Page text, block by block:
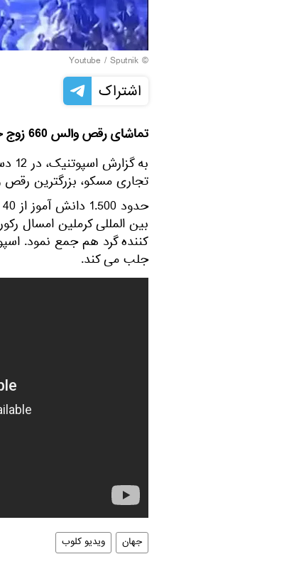
© Youtube / Sputnik
اشتراک
تماشای رقص والس 660 زوج جوان در مسکو دیدنی است.
تجاری مسکو، بزرگترین رقص
کننده گرد هم جمع نمود.
جلب می کند.
جهان ویدیو کلوب